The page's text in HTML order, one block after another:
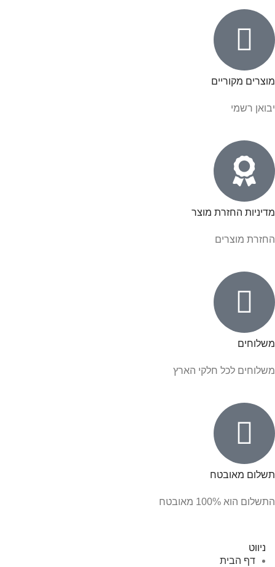
מוצרים מקוריים
יבואן רשמי
מדיניות החזרת מוצר
החזרת מוצרים
משלוחים
משלוחים לכל חלקי הארץ
תשלום מאובטח
התשלום הוא 100% מאובטח
ניווט
דף הבית